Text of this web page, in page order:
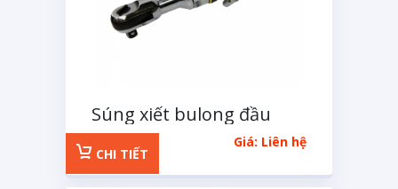
Súng xiết bulong đầu
ngang 3/8 inch XinteGiá: Liên hệ
CHI TIẾT